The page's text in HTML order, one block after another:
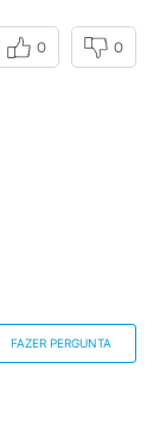
0 0
FAZER PERGUNTA